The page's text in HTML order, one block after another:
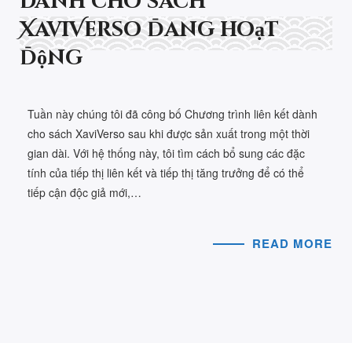
XaviVerso đang hoạt
động
Tuần này chúng tôi đã công bố Chương trình liên kết dành
cho sách XaviVerso sau khi được sản xuất trong một thời
gian dài. Với hệ thống này, tôi tìm cách bổ sung các đặc
tính của tiếp thị liên kết và tiếp thị tăng trưởng để có thể
tiếp cận độc giả mới,…
READ MORE